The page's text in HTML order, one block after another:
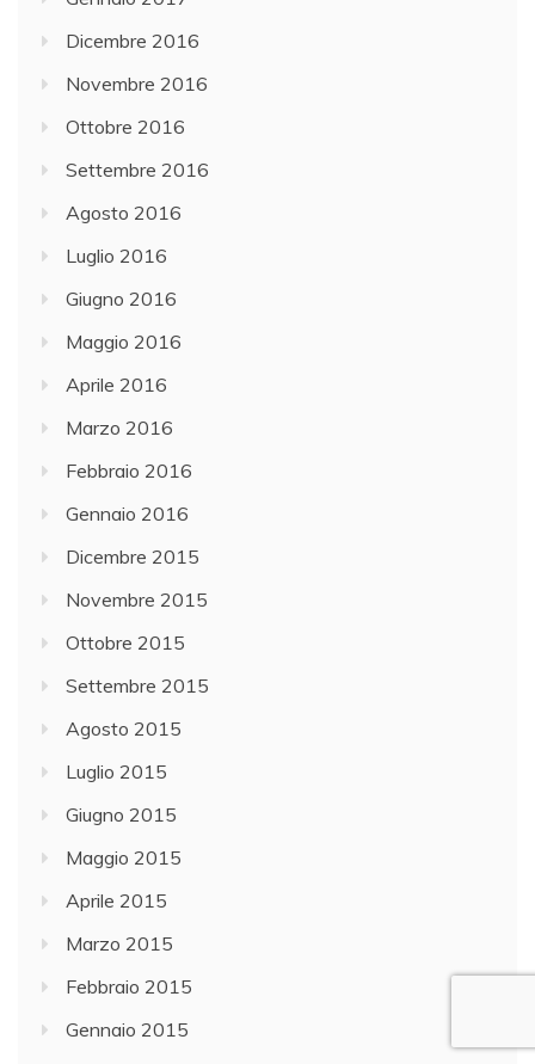
Dicembre 2016
Novembre 2016
Ottobre 2016
Settembre 2016
Agosto 2016
Luglio 2016
Giugno 2016
Maggio 2016
Aprile 2016
Marzo 2016
Febbraio 2016
Gennaio 2016
Dicembre 2015
Novembre 2015
Ottobre 2015
Settembre 2015
Agosto 2015
Luglio 2015
Giugno 2015
Maggio 2015
Aprile 2015
Marzo 2015
Febbraio 2015
Gennaio 2015